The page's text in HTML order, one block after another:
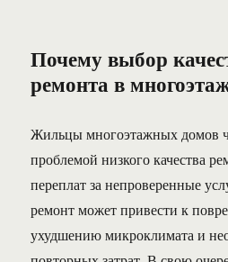
Почему выбор
ремонта в
Жильцы многоэтажных домов
проблемой низкого качества
переплат за непроверенные
ремонт может привести к
ухудшению микроклимата и